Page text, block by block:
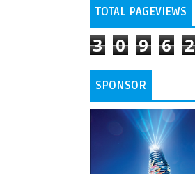
TOTAL PAGEVIEWS
3 0 9 6 2
SPONSOR